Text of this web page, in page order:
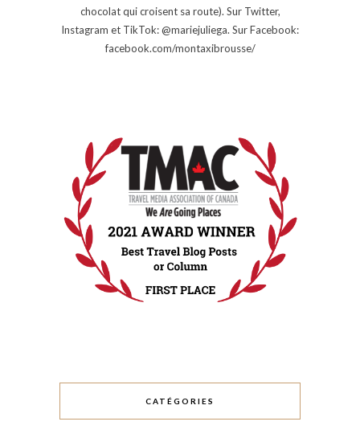
chocolat qui croisent sa route). Sur Twitter,
Instagram et TikTok: @mariejuliega. Sur Facebook:
facebook.com/montaxibrousse/
CATÉGORIES